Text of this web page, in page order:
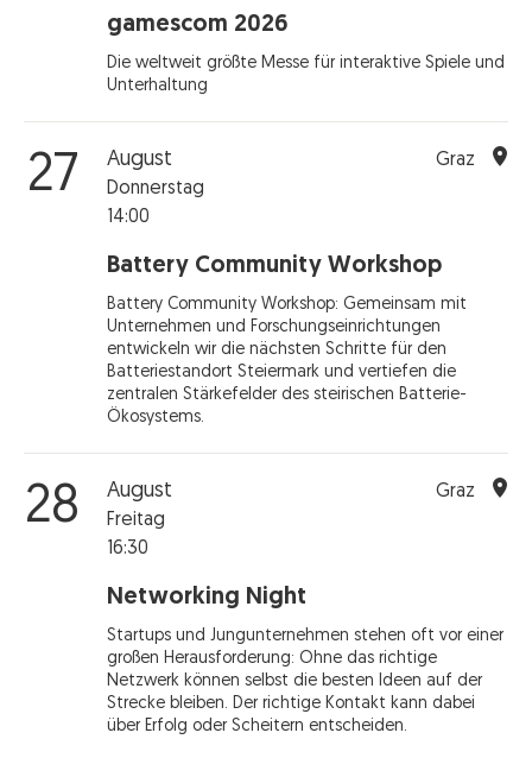
gamescom 2026
Die weltweit größte Messe für interaktive Spiele und
Unterhaltung
27 August
Donnerstag
14:00
Battery Community Workshop
Battery Community Workshop: Gemeinsam mit
Unternehmen und Forschungseinrichtungen
entwickeln wir die nächsten Schritte für den
Batteriestandort Steiermark und vertiefen die
zentralen Stärkefelder des steirischen Batterie-
Ökosystems.
Graz
28 August
Freitag
16:30
Networking Night
Startups und Jungunternehmen stehen oft vor einer
großen Herausforderung: Ohne das richtige
Netzwerk können selbst die besten Ideen auf der
Strecke bleiben. Der richtige Kontakt kann dabei
über Erfolg oder Scheitern entscheiden.
Graz